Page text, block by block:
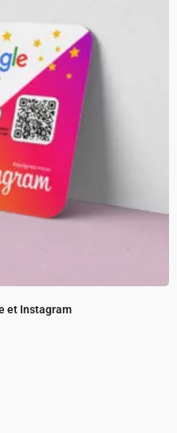
et Instagram